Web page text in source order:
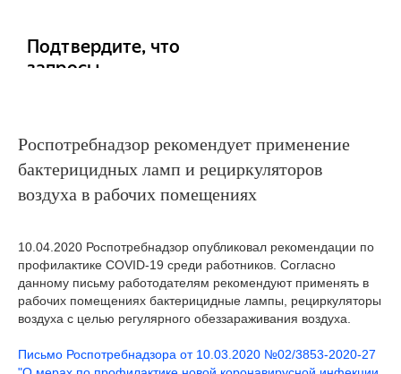
Роспотребнадзор рекомендует применение
бактерицидных ламп и рециркуляторов
воздуха в рабочих помещениях
10.04.2020 Роспотребнадзор опубликовал рекомендации по
профилактике COVID-19 среди работников. Согласно
данному письму работодателям рекомендуют применять в
рабочих помещениях бактерицидные лампы, рециркуляторы
воздуха с целью регулярного обеззараживания воздуха.
Письмо Роспотребнадзора от 10.03.2020 №02/3853-2020-27